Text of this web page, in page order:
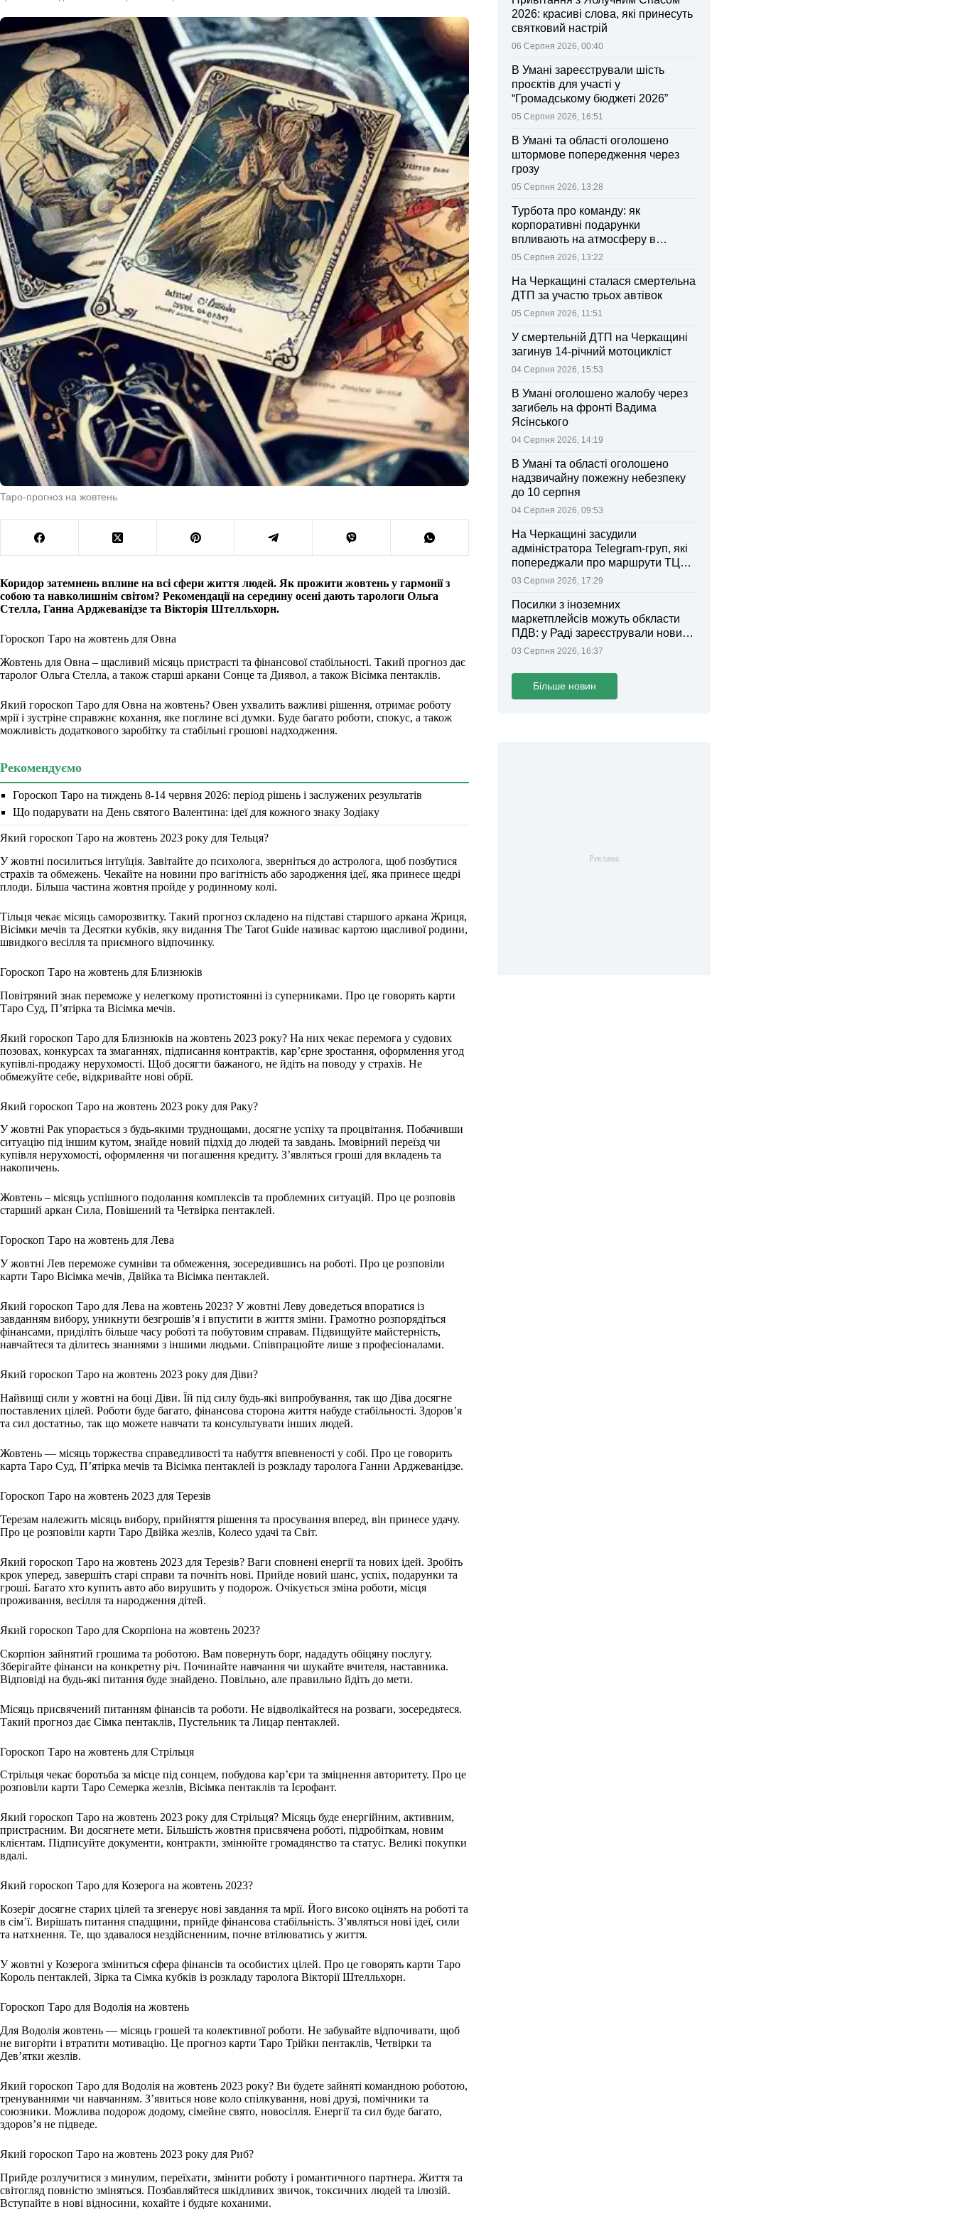
Таро-прогноз на жовтень
Коридор затемнень вплине на всі сфери життя людей. Як прожити жовтень у гармонії з
собою та навколишнім світом? Рекомендації на середину осені дають тарологи Ольга
Стелла, Ганна Арджеванідзе та Вікторія Штелльхорн.
Гороскоп Таро на жовтень для Овна
Жовтень для Овна – щасливий місяць пристрасті та фінансової стабільності. Такий прогноз дає
таролог Ольга Стелла, а також старші аркани Сонце та Диявол, а також Вісімка пентаклів.
Який гороскоп Таро для Овна на жовтень? Овен ухвалить важливі рішення, отримає роботу
мрії і зустріне справжнє кохання, яке поглине всі думки. Буде багато роботи, спокус, а також
можливість додаткового заробітку та стабільні грошові надходження.
Рекомендуємо
Гороскоп Таро на тиждень 8-14 червня 2026: період рішень і заслужених результатів
Що подарувати на День святого Валентина: ідеї для кожного знаку Зодіаку
Який гороскоп Таро на жовтень 2023 року для Тельця?
У жовтні посилиться інтуїція. Завітайте до психолога, зверніться до астролога, щоб позбутися
страхів та обмежень. Чекайте на новини про вагітність або зародження ідеї, яка принесе щедрі
плоди. Більша частина жовтня пройде у родинному колі.
Тільця чекає місяць саморозвитку. Такий прогноз складено на підставі старшого аркана Жриця,
Вісімки мечів та Десятки кубків, яку видання The Tarot Guide називає картою щасливої родини,
швидкого весілля та приємного відпочинку.
Гороскоп Таро на жовтень для Близнюків
Повітряний знак переможе у нелегкому протистоянні із суперниками. Про це говорять карти
Таро Суд, П’ятірка та Вісімка мечів.
Який гороскоп Таро для Близнюків на жовтень 2023 року? На них чекає перемога у судових
позовах, конкурсах та змаганнях, підписання контрактів, кар’єрне зростання, оформлення угод
купівлі-продажу нерухомості. Щоб досягти бажаного, не йдіть на поводу у страхів. Не
обмежуйте себе, відкривайте нові обрії.
Який гороскоп Таро на жовтень 2023 року для Раку?
У жовтні Рак упорається з будь-якими труднощами, досягне успіху та процвітання. Побачивши
ситуацію під іншим кутом, знайде новий підхід до людей та завдань. Імовірний переїзд чи
купівля нерухомості, оформлення чи погашення кредиту. З’являться гроші для вкладень та
накопичень.
Жовтень – місяць успішного подолання комплексів та проблемних ситуацій. Про це розповів
старший аркан Сила, Повішений та Четвірка пентаклей.
Гороскоп Таро на жовтень для Лева
У жовтні Лев переможе сумніви та обмеження, зосередившись на роботі. Про це розповіли
карти Таро Вісімка мечів, Двійка та Вісімка пентаклей.
Який гороскоп Таро для Лева на жовтень 2023? У жовтні Леву доведеться впоратися із
завданням вибору, уникнути безгрошів’я і впустити в життя зміни. Грамотно розпорядіться
фінансами, приділіть більше часу роботі та побутовим справам. Підвищуйте майстерність,
навчайтеся та ділитесь знаннями з іншими людьми. Співпрацюйте лише з професіоналами.
Який гороскоп Таро на жовтень 2023 року для Діви?
Найвищі сили у жовтні на боці Діви. Їй під силу будь-які випробування, так що Діва досягне
поставлених цілей. Роботи буде багато, фінансова сторона життя набуде стабільності. Здоров’я
та сил достатньо, так що можете навчати та консультувати інших людей.
Жовтень — місяць торжества справедливості та набуття впевненості у собі. Про це говорить
карта Таро Суд, П’ятірка мечів та Вісімка пентаклей із розкладу таролога Ганни Арджеванідзе.
Гороскоп Таро на жовтень 2023 для Терезів
Терезам належить місяць вибору, прийняття рішення та просування вперед, він принесе удачу.
Про це розповіли карти Таро Двійка жезлів, Колесо удачі та Світ.
Який гороскоп Таро на жовтень 2023 для Терезів? Ваги сповнені енергії та нових ідей. Зробіть
крок уперед, завершіть старі справи та почніть нові. Прийде новий шанс, успіх, подарунки та
гроші. Багато хто купить авто або вирушить у подорож. Очікується зміна роботи, місця
проживання, весілля та народження дітей.
Який гороскоп Таро для Скорпіона на жовтень 2023?
Скорпіон зайнятий грошима та роботою. Вам повернуть борг, нададуть обіцяну послугу.
Зберігайте фінанси на конкретну річ. Починайте навчання чи шукайте вчителя, наставника.
Відповіді на будь-які питання буде знайдено. Повільно, але правильно йдіть до мети.
Місяць присвячений питанням фінансів та роботи. Не відволікайтеся на розваги, зосередьтеся.
Такий прогноз дає Сімка пентаклів, Пустельник та Лицар пентаклей.
Гороскоп Таро на жовтень для Стрільця
Стрільця чекає боротьба за місце під сонцем, побудова кар’єри та зміцнення авторитету. Про це
розповіли карти Таро Семерка жезлів, Вісімка пентаклів та Ієрофант.
Який гороскоп Таро на жовтень 2023 року для Стрільця? Місяць буде енергійним, активним,
пристрасним. Ви досягнете мети. Більшість жовтня присвячена роботі, підробіткам, новим
клієнтам. Підписуйте документи, контракти, змінюйте громадянство та статус. Великі покупки
вдалі.
Який гороскоп Таро для Козерога на жовтень 2023?
Козеріг досягне старих цілей та згенерує нові завдання та мрії. Його високо оцінять на роботі та
в сім’ї. Вирішать питання спадщини, прийде фінансова стабільність. З’являться нові ідеї, сили
та натхнення. Те, що здавалося нездійсненним, почне втілюватись у життя.
У жовтні у Козерога зміниться сфера фінансів та особистих цілей. Про це говорять карти Таро
Король пентаклей, Зірка та Сімка кубків із розкладу таролога Вікторії Штелльхорн.
Гороскоп Таро для Водолія на жовтень
Для Водолія жовтень — місяць грошей та колективної роботи. Не забувайте відпочивати, щоб
не вигоріти і втратити мотивацію. Це прогноз карти Таро Трійки пентаклів, Четвірки та
Дев’ятки жезлів.
Який гороскоп Таро для Водолія на жовтень 2023 року? Ви будете зайняті командною роботою,
тренуваннями чи навчанням. З’явиться нове коло спілкування, нові друзі, помічники та
союзники. Можлива подорож додому, сімейне свято, новосілля. Енергії та сил буде багато,
здоров’я не підведе.
Який гороскоп Таро на жовтень 2023 року для Риб?
Прийде розлучитися з минулим, переїхати, змінити роботу і романтичного партнера. Життя та
світогляд повністю зміняться. Позбавляйтеся шкідливих звичок, токсичних людей та ілюзій.
Вступайте в нові відносини, кохайте і будьте коханими.
2026: красиві слова, які принесуть
святковий настрій
06 Серпня 2026, 00:40
В Умані зареєстрували шість
проєктів для участі у
“Громадському бюджеті 2026”
05 Серпня 2026, 16:51
В Умані та області оголошено
штормове попередження через
грозу
05 Серпня 2026, 13:28
Турбота про команду: як
корпоративні подарунки
впливають на атмосферу в
колективі
05 Серпня 2026, 13:22
На Черкащині сталася смертельна
ДТП за участю трьох автівок
05 Серпня 2026, 11:51
У смертельній ДТП на Черкащині
загинув 14-річний мотоцикліст
04 Серпня 2026, 15:53
В Умані оголошено жалобу через
загибель на фронті Вадима
Ясінського
04 Серпня 2026, 14:19
В Умані та області оголошено
надзвичайну пожежну небезпеку
до 10 серпня
04 Серпня 2026, 09:53
На Черкащині засудили
адміністратора Telegram-груп, які
попереджали про маршрути ТЦК
та поліції
03 Серпня 2026, 17:29
Посилки з іноземних
маркетплейсів можуть обкласти
ПДВ: у Раді зареєстрували новий
законопроєкт
03 Серпня 2026, 16:37
Більше новин